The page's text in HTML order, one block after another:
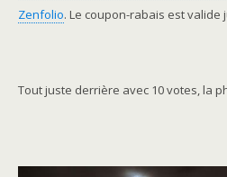
Zenfolio. Le coupon-rabais est valide
Tout juste derrière avec 10 votes, la